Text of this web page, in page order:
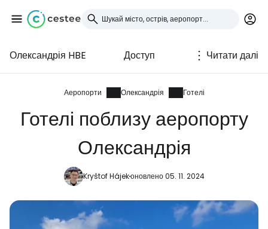
Олександрія HBE Доступ Читати далі
Аеропорти Олександрія Готелі
Готелі поблизу аеропорту
Олександрія
Kryštof Hájekоновлено 05. 11. 2024
Увійдіть до Cestee
... світова туристична спільнота
Продовжуйте з Google
Продовжуйте у Facebook